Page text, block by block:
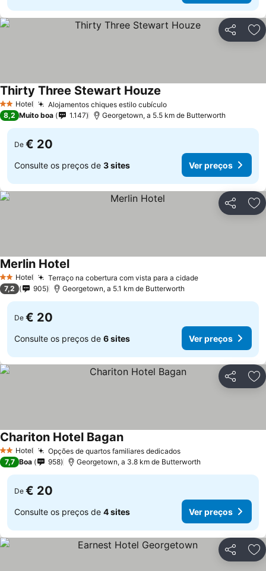
Partilhar
2 Estrelas
Hotel Alojamentos chiques estilo cubículo
Thirty Three Stewart Houze
8,2 Muito boa 1.147 Georgetown, a 5.5 km de Butterworth
De € 20
Consulte os preços de 3 sites Ver preços
Partilhar
2 Estrelas
Hotel Terraço na cobertura com vista para a cidade
Merlin Hotel
7,2 905 Georgetown, a 5.1 km de Butterworth
De € 20
Consulte os preços de 6 sites Ver preços
Partilhar
2 Estrelas
Hotel Opções de quartos familiares dedicados
Chariton Hotel Bagan
7,7 Boa 958 Georgetown, a 3.8 km de Butterworth
De € 20
Consulte os preços de 4 sites Ver preços
Partilhar